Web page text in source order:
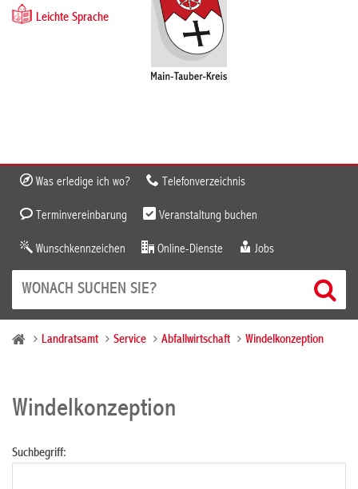
Leichte Sprache
Was erledige ich wo? Telefonverzeichnis
Terminvereinbarung Veranstaltung buchen
Wunschkennzeichen Online-Dienste Jobs
Landratsamt Service Abfallwirtschaft Windelkonzeption
Windelkonzeption
Suchbegriff: